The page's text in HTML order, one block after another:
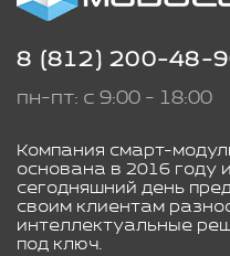
8 (812) 200-48-
пн-пт: с 9:00 - 18:00
Компания смарт-
основана в 2016 году
сегодняшний день
своим клиентам
интеллектуальные
под ключ.